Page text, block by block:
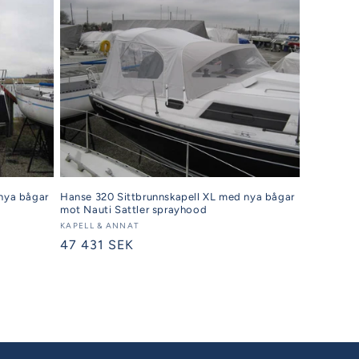
bågar
Hanse 320 Sittbrunnskapell XL med nya bågar
mot Nauti Sattler sprayhood
Säljare:
KAPELL & ANNAT
Ordinarie
47 431 SEK